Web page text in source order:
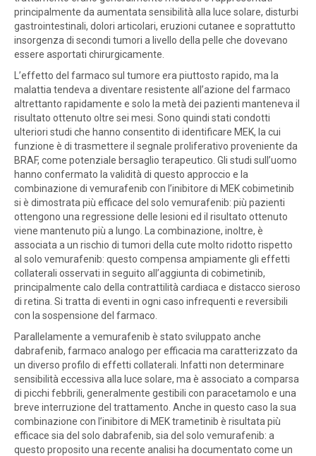
principalmente da aumentata sensibilità alla luce solare, disturbi
gastrointestinali, dolori articolari, eruzioni cutanee e soprattutto
insorgenza di secondi tumori a livello della pelle che dovevano
essere asportati chirurgicamente.
L’effetto del farmaco sul tumore era piuttosto rapido, ma la
malattia tendeva a diventare resistente all’azione del farmaco
altrettanto rapidamente e solo la metà dei pazienti manteneva il
risultato ottenuto oltre sei mesi. Sono quindi stati condotti
ulteriori studi che hanno consentito di identificare MEK, la cui
funzione è di trasmettere il segnale proliferativo proveniente da
BRAF, come potenziale bersaglio terapeutico. Gli studi sull’uomo
hanno confermato la validità di questo approccio e la
combinazione di vemurafenib con l’inibitore di MEK cobimetinib
si è dimostrata più efficace del solo vemurafenib: più pazienti
ottengono una regressione delle lesioni ed il risultato ottenuto
viene mantenuto più a lungo. La combinazione, inoltre, è
associata a un rischio di tumori della cute molto ridotto rispetto
al solo vemurafenib: questo compensa ampiamente gli effetti
collaterali osservati in seguito all’aggiunta di cobimetinib,
principalmente calo della contrattilità cardiaca e distacco sieroso
di retina. Si tratta di eventi in ogni caso infrequenti e reversibili
con la sospensione del farmaco.
Parallelamente a vemurafenib è stato sviluppato anche
dabrafenib, farmaco analogo per efficacia ma caratterizzato da
un diverso profilo di effetti collaterali. Infatti non determinare
sensibilità eccessiva alla luce solare, ma è associato a comparsa
di picchi febbrili, generalmente gestibili con paracetamolo e una
breve interruzione del trattamento. Anche in questo caso la sua
combinazione con l’inibitore di MEK trametinib è risultata più
efficace sia del solo dabrafenib, sia del solo vemurafenib: a
questo proposito una recente analisi ha documentato come un